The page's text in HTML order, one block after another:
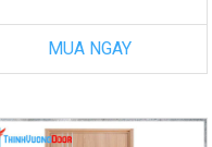
MUA NGAY